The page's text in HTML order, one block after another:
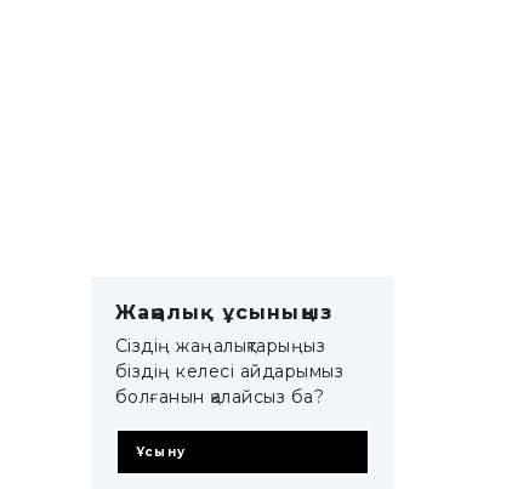
Жаңалық ұсыныңыз
Сіздің жаңалықтарыңыз
біздің келесі айдарымыз
болғанын қалайсыз ба?
Ұсыну